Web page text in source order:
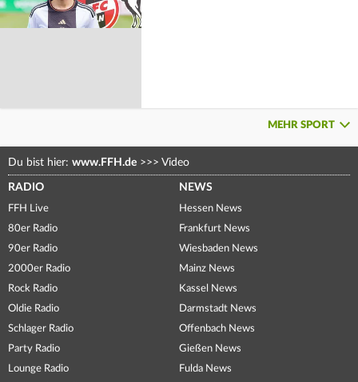
MEHR SPORT
Du bist hier: www.FFH.de >>> Video
RADIO
FFH Live
80er Radio
90er Radio
2000er Radio
Rock Radio
Oldie Radio
Schlager Radio
Party Radio
Lounge Radio
NEWS
Hessen News
Frankfurt News
Wiesbaden News
Mainz News
Kassel News
Darmstadt News
Offenbach News
Gießen News
Fulda News